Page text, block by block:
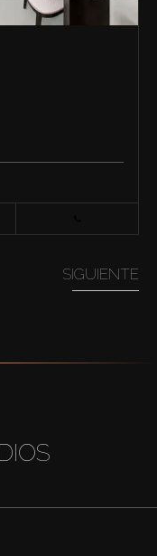
SIGUIENTE